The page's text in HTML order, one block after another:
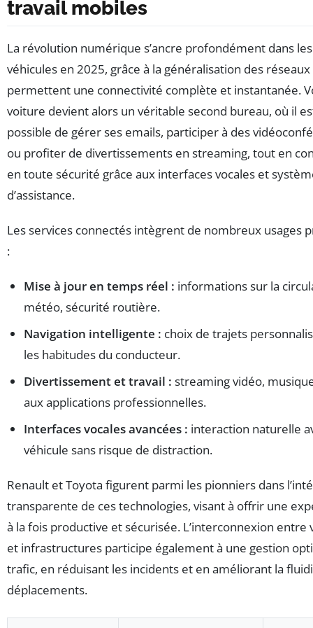
travail mobiles
La révolution numérique s’ancre profondément dans les
véhicules en 2025, grâce à la généralisation des réseaux
permettent une connectivité complète et instantanée.
voiture devient alors un véritable second bureau, où il
possible de gérer ses emails, participer à des
ou profiter de divertissements en streaming, tout en
en toute sécurité grâce aux interfaces vocales et
d’assistance.
Les services connectés intègrent de nombreux usages
:
Mise à jour en temps réel : informations sur la
météo, sécurité routière.
Navigation intelligente : choix de trajets
les habitudes du conducteur.
Divertissement et travail : streaming vidéo,
aux applications professionnelles.
Interfaces vocales avancées : interaction naturelle
véhicule sans risque de distraction.
Renault et Toyota figurent parmi les pionniers dans
transparente de ces technologies, visant à offrir une
à la fois productive et sécurisée. L’interconnexion entre
et infrastructures participe également à une gestion
trafic, en réduisant les incidents et en améliorant la
déplacements.